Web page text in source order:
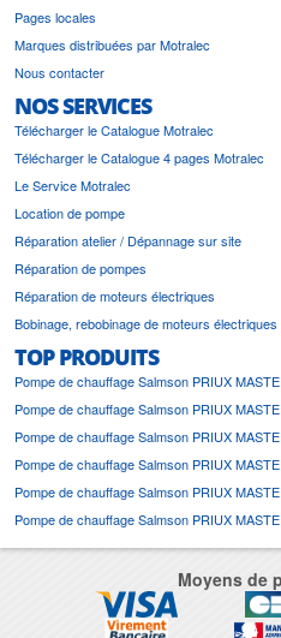
Pages locales
Marques distribuées par Motralec
Nous contacter
NOS SERVICES
Télécharger le Catalogue Motralec
Télécharger le Catalogue 4 pages Motralec
Le Service Motralec
Location de pompe
Réparation atelier / Dépannage sur site
Réparation de pompes
Réparation de moteurs électriques
Bobinage, rebobinage de moteurs électriques
TOP PRODUITS
Pompe de chauffage Salmson PRIUX
Pompe de chauffage Salmson PRIUX
Pompe de chauffage Salmson PRIUX
Pompe de chauffage Salmson PRIUX
Pompe de chauffage Salmson PRIUX
Pompe de chauffage Salmson PRIUX
Moyens de